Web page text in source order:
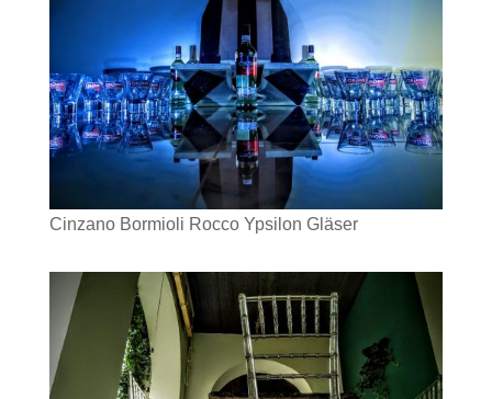
Cinzano Bormioli Rocco Ypsilon Gläser